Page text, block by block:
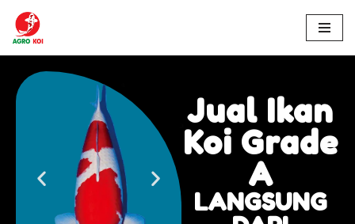
Lompat
konten
Jual Ikan
Koi Grade
A
LANGSUNG